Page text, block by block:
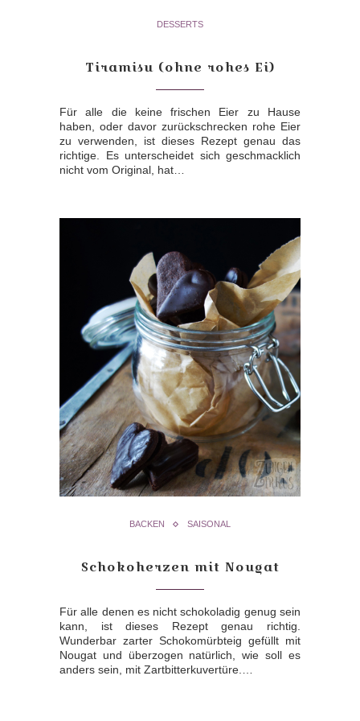
DESSERTS
Tiramisu (ohne rohes Ei)
Für alle die keine frischen Eier zu Hause
haben, oder davor zurückschrecken rohe Eier
zu verwenden, ist dieses Rezept genau das
richtige. Es unterscheidet sich geschmacklich
nicht vom Original, hat…
BACKEN SAISONAL
Schokoherzen mit Nougat
Für alle denen es nicht schokoladig genug sein
kann, ist dieses Rezept genau richtig.
Wunderbar zarter Schokomürbteig gefüllt mit
Nougat und überzogen natürlich, wie soll es
anders sein, mit Zartbitterkuvertüre.…